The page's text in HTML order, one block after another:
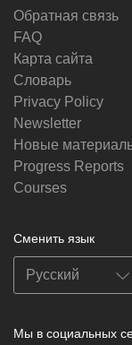
Обратная связь
FAQ
Карта сайта
Словарь
Privacy Policy
Newsletter
Новые
Progress Reports
Courses
Сменить язык
Мы в социальных